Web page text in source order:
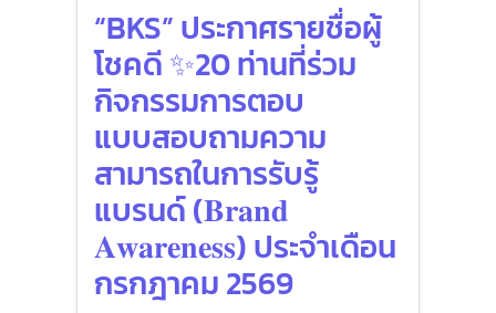
“BKS” ประกาศรายชื่อผู้
โชคดี ✨20 ท่านที่ร่วม
กิจกรรมการตอบ
แบบสอบถามความ
สามารถในการรับรู้
แบรนด์ (𝐁𝐫𝐚𝐧𝐝
𝐀𝐰𝐚𝐫𝐞𝐧𝐞𝐬𝐬) ประจำเดือน
กรกฎาคม 2569